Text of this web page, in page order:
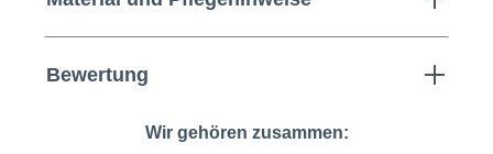
Bewertung
Wir gehören zusammen: